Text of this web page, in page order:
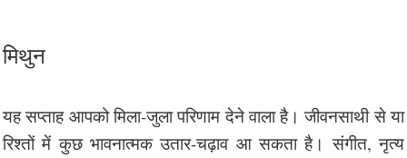
मिथुन
यह सप्ताह आपको मिला-जुला परिणाम देने वाला है। जीवनसाथी से या
रिश्तों में कुछ भावनात्मक उतार-चढ़ाव आ सकता है। संगीत, नृत्य